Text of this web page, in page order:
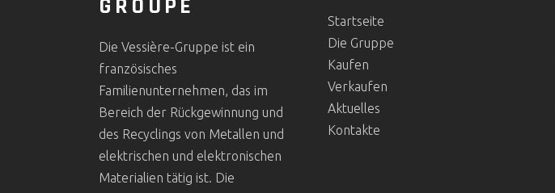
GROUPE
Die Vessière-Gruppe ist ein
französisches
Familienunternehmen, das im
Bereich der Rückgewinnung und
des Recyclings von Metallen und
elektrischen und elektronischen
Materialien tätig ist. Die
Startseite
Die Gruppe
Kaufen
Verkaufen
Aktuelles
Kontakte